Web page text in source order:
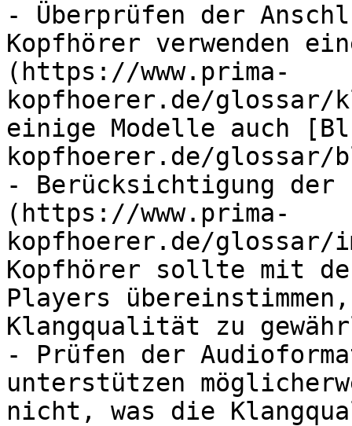
- Überprüfen der
Kopfhörer verwenden
(https://www.prima-
kopfhoerer.de/glossar/
einige Modelle auch
kopfhoerer.de/
- Berücksichtigung der
(https://www.prima-
kopfhoerer.de/glossar/
Kopfhörer sollte mit der
Players
Klangqualität zu
- Prüfen der
unterstützen
nicht, was die